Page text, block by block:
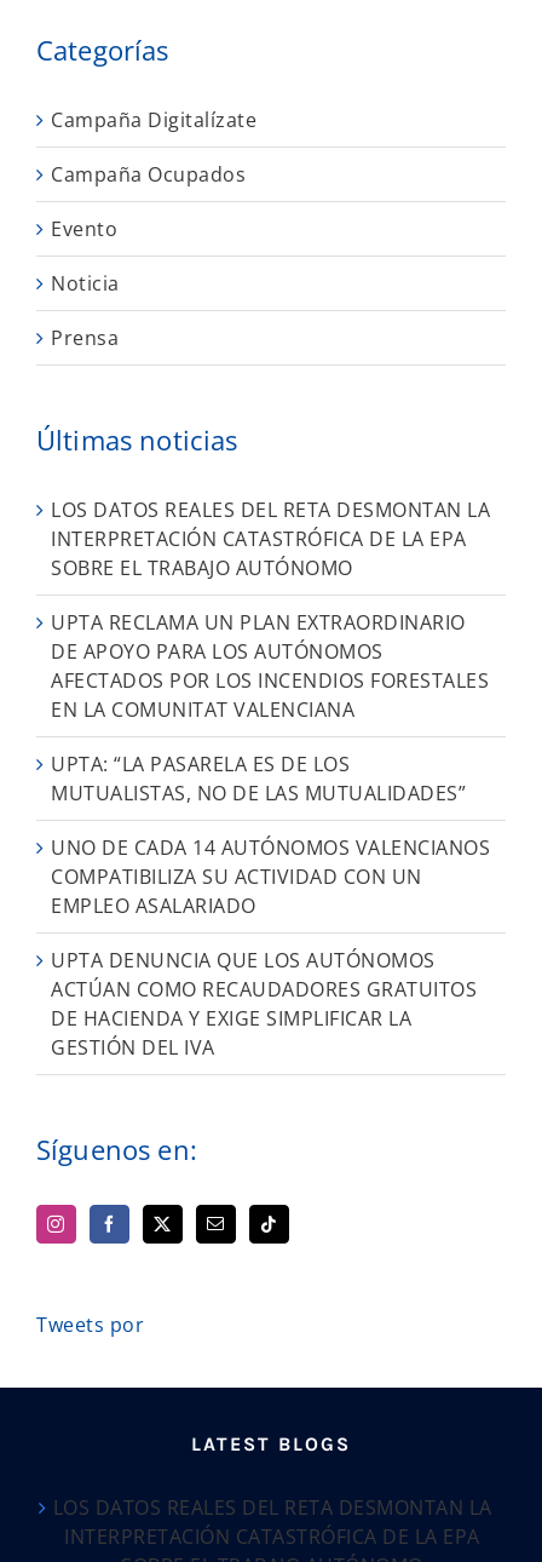
Categorías
Campaña Digitalízate
Campaña Ocupados
Evento
Noticia
Prensa
Últimas noticias
LOS DATOS REALES DEL RETA DESMONTAN LA
INTERPRETACIÓN CATASTRÓFICA DE LA EPA
SOBRE EL TRABAJO AUTÓNOMO
UPTA RECLAMA UN PLAN EXTRAORDINARIO
DE APOYO PARA LOS AUTÓNOMOS
AFECTADOS POR LOS INCENDIOS FORESTALES
EN LA COMUNITAT VALENCIANA
UPTA: “LA PASARELA ES DE LOS
MUTUALISTAS, NO DE LAS MUTUALIDADES”
UNO DE CADA 14 AUTÓNOMOS VALENCIANOS
COMPATIBILIZA SU ACTIVIDAD CON UN
EMPLEO ASALARIADO
UPTA DENUNCIA QUE LOS AUTÓNOMOS
ACTÚAN COMO RECAUDADORES GRATUITOS
DE HACIENDA Y EXIGE SIMPLIFICAR LA
GESTIÓN DEL IVA
Síguenos en:
Tweets por
LATEST BLOGS
LOS DATOS REALES DEL RETA DESMONTAN LA
INTERPRETACIÓN CATASTRÓFICA DE LA EPA